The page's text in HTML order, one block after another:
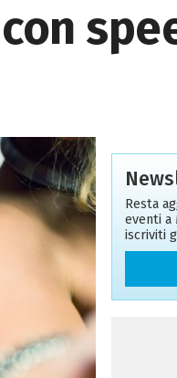
Resta
eventi a
iscriviti